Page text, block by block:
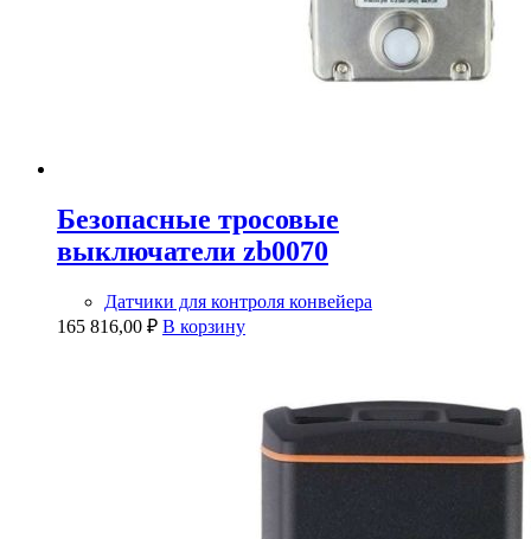
Безопасные тросовые
выключатели zb0070
Датчики для контроля конвейера
165 816,00 ₽ В корзину